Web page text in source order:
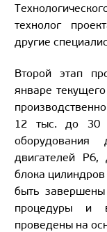
технолог
другие
Второй этап
январе
12 тыс. до 30
двигателей Р6,
блока
быть
процедуры и
проведены на